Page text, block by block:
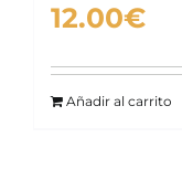
12.00€
Añadir al carrito